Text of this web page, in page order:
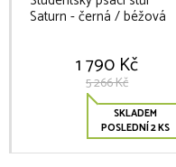
Saturn - černá / béžová
1 790 Kč
5 266 Kč
SKLADEM
POSLEDNÍ 2 KS